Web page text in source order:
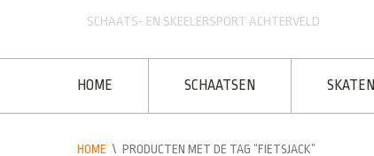
SCHAATS- EN SKEELERSPORT ACHTERVELD
HOME SCHAATSEN SKATEN
HOME \ PRODUCTEN MET DE TAG “FIETSJACK”